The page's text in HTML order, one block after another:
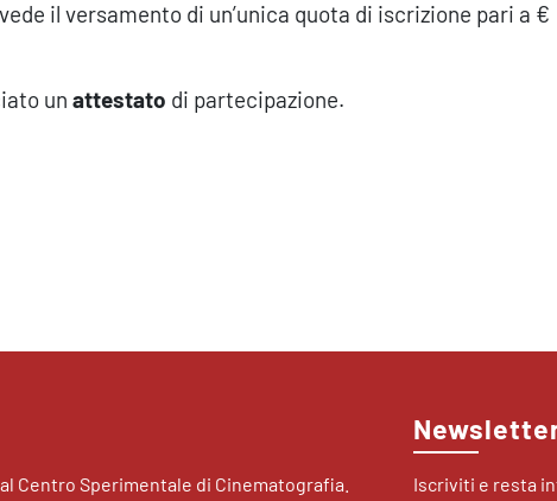
il versamento di un’unica quota di iscrizione pari a €
un attestato di partecipazione.
Centro Sperimentale di Cinematografia. Iscriviti e resta